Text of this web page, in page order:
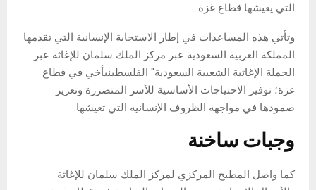
التي يعيشها قطاع غزة.
وتأتي هذه المساعدات في إطار الاستجابة الإنسانية التي تقدمها
المملكة العربية السعودية عبر مركز الملك سلمان للإغاثة عبر
الحملة الإغاثية الشعبية السعودية" الفلسطينيأخي في قطاع
غزة؛ توفير الاحتياجات الأساسية للأسر المتضررة وتعزيز
صمودها في مواجهة الظروف الإنسانية التي تعيشها.
وجبات ساخنة
كما واصل المطبخ المركزي لمركز الملك سلمان للإغاثة